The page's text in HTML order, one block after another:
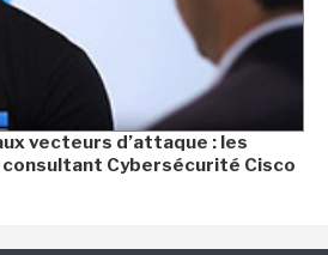
vecteurs d’attaque : les
Cybersécurité Cisco